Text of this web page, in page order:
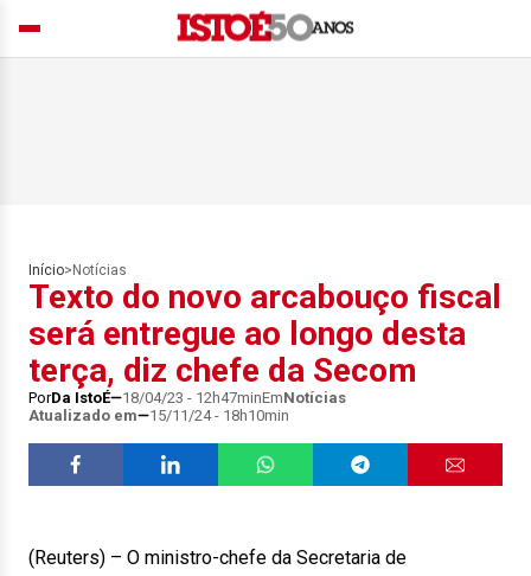
Início> Notícias
Texto do novo arcabouço fiscal
será entregue ao longo desta
terça, diz chefe da Secom
PorDa IstoÉ 18/04/23 - 12h47minEmNotícias
Atualizado em
15/11/24 - 18h10min
(Reuters) – O ministro-chefe da Secretaria de